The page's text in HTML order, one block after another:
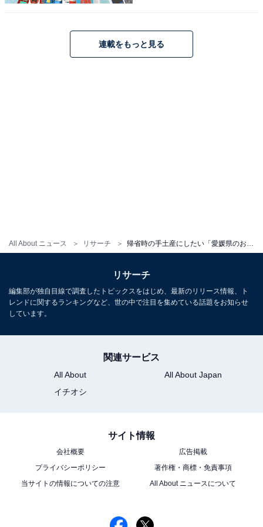
All About ニュース リサーチ
2
連載をもっと見る
リサーチ
編集部が独自目線で調査したトピックスをはじめ、最新のリリース情報、ト
レンドに関するランキングなど、世の中で注目を集めている話題をお知らせ
しています。
関連サービス
All About
All About Japan
イチオシ
サイト情報
会社概要
広告掲載
プライバシーポリシー
著作権・商標・免責事項
当サイトの情報についての注意
All About ニュースについて